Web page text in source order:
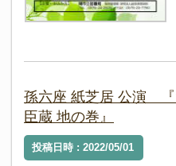
孫六座 紙芝居 公演 『
臣蔵 地の巻』
投稿日時 : 2022/05/01